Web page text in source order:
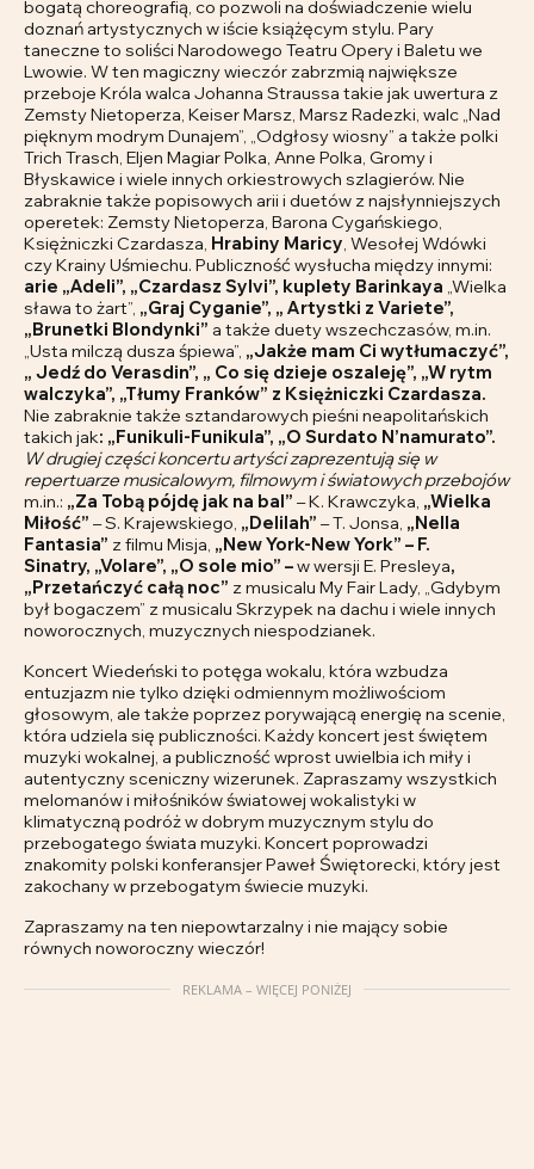
bogatą choreografią, co pozwoli na doświadczenie wielu
doznań artystycznych w iście książęcym stylu. Pary
taneczne to soliści Narodowego Teatru Opery i Baletu we
Lwowie. W ten magiczny wieczór zabrzmią największe
przeboje Króla walca Johanna Straussa takie jak uwertura z
Zemsty Nietoperza, Keiser Marsz, Marsz Radezki, walc „Nad
pięknym modrym Dunajem”, „Odgłosy wiosny” a także polki
Trich Trasch, Eljen Magiar Polka, Anne Polka, Gromy i
Błyskawice i wiele innych orkiestrowych szlagierów. Nie
zabraknie także popisowych arii i duetów z najsłynniejszych
operetek: Zemsty Nietoperza, Barona Cygańskiego,
Księżniczki Czardasza, Hrabiny Maricy , Wesołej Wdówki
czy Krainy Uśmiechu. Publiczność wysłucha między innymi:
arie „Adeli”, „Czardasz Sylvi”, kuplety Barinkaya „Wielka
sława to żart”, „Graj Cyganie”, „ Artystki z Variete”,
„Brunetki Blondynki” a także duety wszechczasów, m.in.
„Usta milczą dusza śpiewa”, „Jakże mam Ci wytłumaczyć”,
„ Jedź do Verasdin”, „ Co się dzieje oszaleję”, „W rytm
walczyka”, „Tłumy Franków” z Księżniczki Czardasza.
Nie zabraknie także sztandarowych pieśni neapolitańskich
takich jak: „Funikuli-Funikula”, „O Surdato N’namurato”.
W drugiej części koncertu artyści zaprezentują się w
repertuarze musicalowym, filmowym i światowych przebojów
m.in.: „Za Tobą pójdę jak na bal” – K. Krawczyka, „Wielka
Miłość” – S. Krajewskiego, „Delilah” – T. Jonsa, „Nella
Fantasia” z filmu Misja, „New York-New York” – F.
Sinatry, „Volare”, „O sole mio” –w wersji E. Presleya,
„Przetańczyć całą noc” z musicalu My Fair Lady, „Gdybym
był bogaczem” z musicalu Skrzypek na dachu i wiele innych
noworocznych, muzycznych niespodzianek.
Koncert Wiedeński to potęga wokalu, która wzbudza
entuzjazm nie tylko dzięki odmiennym możliwościom
głosowym, ale także poprzez porywającą energię na scenie,
która udziela się publiczności. Każdy koncert jest świętem
muzyki wokalnej, a publiczność wprost uwielbia ich miły i
autentyczny sceniczny wizerunek. Zapraszamy wszystkich
melomanów i miłośników światowej wokalistyki w
klimatyczną podróż w dobrym muzycznym stylu do
przebogatego świata muzyki. Koncert poprowadzi
znakomity polski konferansjer Paweł Świętorecki, który jest
zakochany w przebogatym świecie muzyki.
Zapraszamy na ten niepowtarzalny i nie mający sobie
równych noworoczny wieczór!
REKLAMA – WIĘCEJ PONIŻEJ